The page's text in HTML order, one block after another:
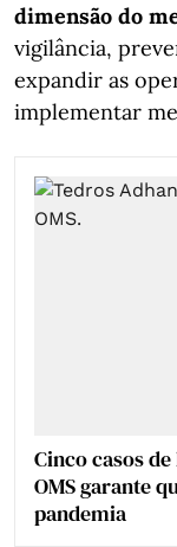
dimensão do
vigilância,
expandir as
implementar
Cinco casos
OMS garante
pandemia